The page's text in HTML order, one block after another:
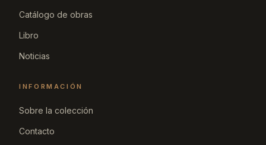
Catálogo de obras
Libro
Noticias
INFORMACIÓN
Sobre la colección
Contacto